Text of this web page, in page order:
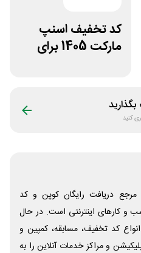
کد تخفیف اسنپ
مارکت 1405 برای
کنید
دریافت رایگان کوپن و کد
و‌ کارهای اینترنتی است. در حال
کد تخفیف، مسابقه، کمپین و
و مراکز خدمات آنلاین را به